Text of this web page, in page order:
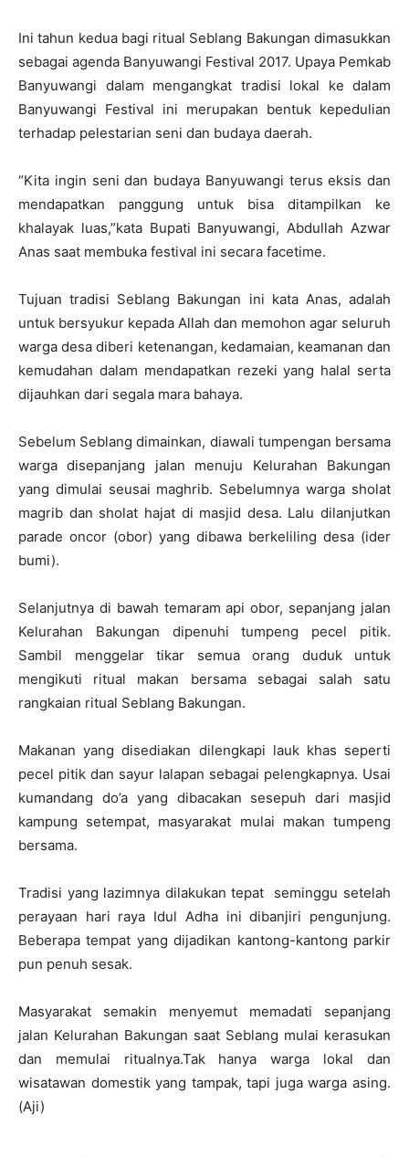
Ini tahun kedua bagi ritual Seblang Bakungan dimasukkan
sebagai agenda Banyuwangi Festival 2017. Upaya Pemkab
Banyuwangi dalam mengangkat tradisi lokal ke dalam
Banyuwangi Festival ini merupakan bentuk kepedulian
terhadap pelestarian seni dan budaya daerah.
“Kita ingin seni dan budaya Banyuwangi terus eksis dan
mendapatkan panggung untuk bisa ditampilkan ke
khalayak luas,”kata Bupati Banyuwangi, Abdullah Azwar
Anas saat membuka festival ini secara facetime.
Tujuan tradisi Seblang Bakungan ini kata Anas, adalah
untuk bersyukur kepada Allah dan memohon agar seluruh
warga desa diberi ketenangan, kedamaian, keamanan dan
kemudahan dalam mendapatkan rezeki yang halal serta
dijauhkan dari segala mara bahaya.
Sebelum Seblang dimainkan, diawali tumpengan bersama
warga disepanjang jalan menuju Kelurahan Bakungan
yang dimulai seusai maghrib. Sebelumnya warga sholat
magrib dan sholat hajat di masjid desa. Lalu dilanjutkan
parade oncor (obor) yang dibawa berkeliling desa (ider
bumi).
Selanjutnya di bawah temaram api obor, sepanjang jalan
Kelurahan Bakungan dipenuhi tumpeng pecel pitik.
Sambil menggelar tikar semua orang duduk untuk
mengikuti ritual makan bersama sebagai salah satu
rangkaian ritual Seblang Bakungan.
Makanan yang disediakan dilengkapi lauk khas seperti
pecel pitik dan sayur lalapan sebagai pelengkapnya. Usai
kumandang do’a yang dibacakan sesepuh dari masjid
kampung setempat, masyarakat mulai makan tumpeng
bersama.
Tradisi yang lazimnya dilakukan tepat seminggu setelah
perayaan hari raya Idul Adha ini dibanjiri pengunjung.
Beberapa tempat yang dijadikan kantong-kantong parkir
pun penuh sesak.
Masyarakat semakin menyemut memadati sepanjang
jalan Kelurahan Bakungan saat Seblang mulai kerasukan
dan memulai ritualnya.Tak hanya warga lokal dan
wisatawan domestik yang tampak, tapi juga warga asing.
(Aji)